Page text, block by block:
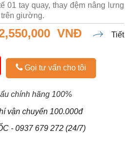
01 tay quay, thay đệm nâng lưng
giường.
VNĐ
Tiết
Gọi tư vấn cho tôi
chính hãng 100%
vận chuyển 100.000đ
- 0937 679 272 (24/7)